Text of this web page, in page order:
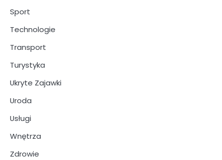
Sport
Technologie
Transport
Turystyka
Ukryte Zajawki
Uroda
Usługi
Wnętrza
Zdrowie